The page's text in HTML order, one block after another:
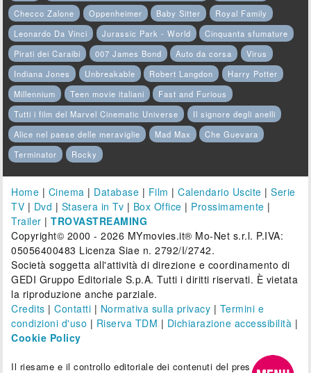
Checco Zalone
Oppenheimer Baby Sitter
Royal Family
Leonardo Da Vinci
Jurassic Park - World
Cinquanta sfumature
Pirati dei Caraibi
007 James Bond Auto da corsa
Virus
Indiana Jones
Unbreakable Robert Langdon
Harry Potter
Millennium
Teen movie italiani
Fast and Furious
Tutti i film del Marvel Cinematic Universe
Il signore degli anelli
Alice nel paese delle meraviglie
Mad Max
Che Guevara
Terminator
Rocky
Home | Cinema | Database | Film |Calendario Uscite |Serie
TV | Dvd | Stasera in Tv | Box Office | Prossimamente |
Trailer |TROVASTREAMING
Copyright© 2000 - 2026 MYmovies.it® Mo-Net s.r.l. P.IVA:
05056400483 Licenza Siae n. 2792/I/2742.
Società soggetta all'attività di direzione e coordinamento di
GEDI Gruppo Editoriale S.p.A. Tutti i diritti riservati. È vietata
la riproduzione anche parziale.
Credits |Contatti | Normativa sulla privacy | Termini e
condizioni d'uso | Riserva TDM | Dichiarazione accessibilità |
Cookie Policy
Il riesame e il controllo editoriale dei contenuti del presente sito